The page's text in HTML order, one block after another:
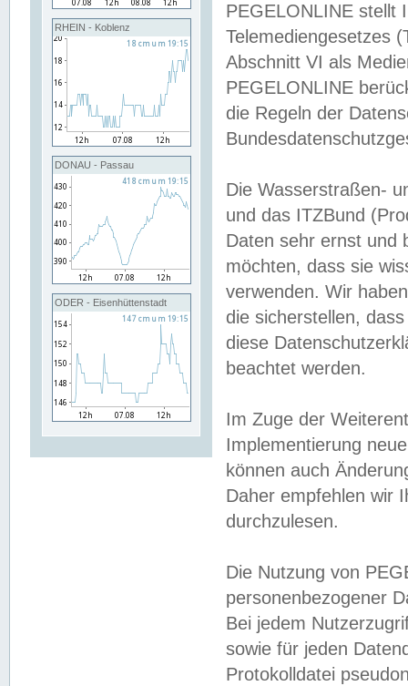
RHEIN - Koblenz
DONAU - Passau
ODER - Eisenhüttenstadt
PEGELONLINE stellt
Telemediengesetzes
Abschnitt VI als
PEGELONLINE
die Regeln der
Die Wasserstraßen-
und das ITZBund
Daten sehr ernst und
möchten, dass sie
verwenden. Wir
die sicherstellen,
diese
beachtet werden.
Im Zuge der
Implementierung
können auch
Daher empfehlen wir
durchzulesen.
Die Nutzung von
personenbezogener
Bei jedem
sowie für jeden
Protokolldatei